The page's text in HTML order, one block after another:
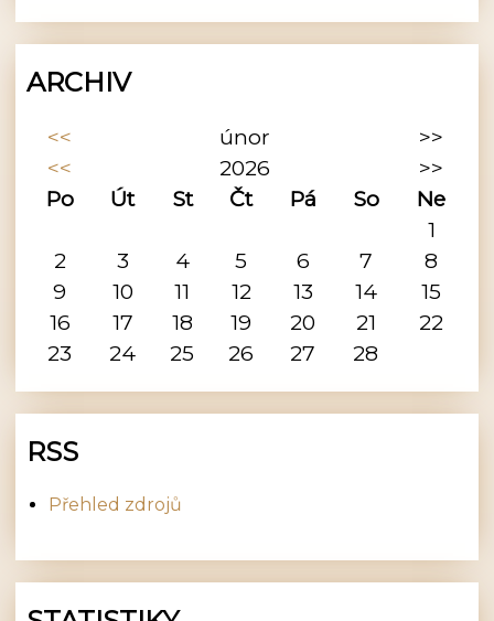
ARCHIV
<< únor
>>
<<
2026
>>
Po
Út St Čt Pá So
Ne
1
2
3 4 5 6 7
8
9
10 11 12 13 14
15
16
17 18 19 20 21
22
23
24 25 26 27 28
RSS
Přehled zdrojů